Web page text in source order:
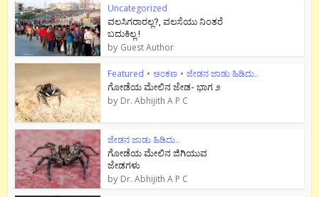
Uncategorized
ವಲಸಿಗರಾರಲ್ಲ?, ವಲಸೆಯು ನಿಂತರೆ
ಬದುಕಿಲ್ಲ !
by Guest Author
Featured • ಅಂಕಣ • ಜೇಡನ ಜಾಡು ಹಿಡಿದು..
ಗೋಡೆಯ ಮೇಲಿನ ಜೇಡ- ಭಾಗ ೨
by Dr. Abhijith A P C
ಜೇಡನ ಜಾಡು ಹಿಡಿದು..
ಗೋಡೆಯ ಮೇಲಿನ ಜಿಗಿಯುವ
ಜೇಡಗಳು
by Dr. Abhijith A P C